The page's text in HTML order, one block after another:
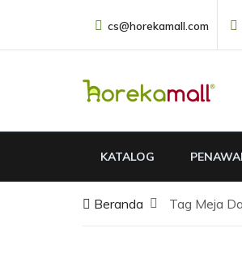
cs@horekamall.com
KATALOG
Beranda Tag Meja